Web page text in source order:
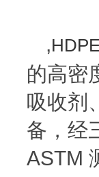
,
的高密
吸收剂
备，经
ASTM